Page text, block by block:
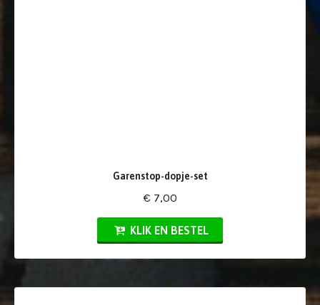
Garenstop-dopje-set
€ 7,00
KLIK EN BESTEL